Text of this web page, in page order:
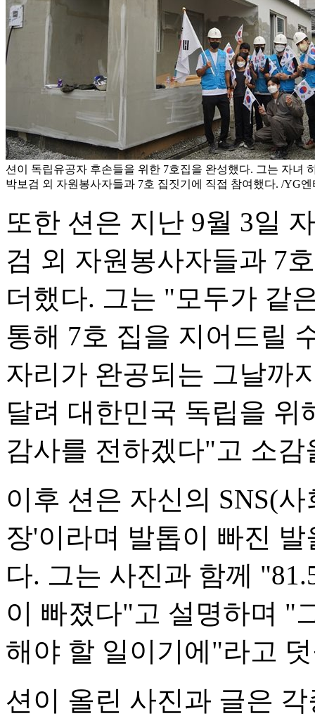
션이 독립유공자 후손들을 위한 7호집을 완성했다. 그는 자녀
박보검 외 자원봉사자들과 7호 집짓기에 직접 참여했다. /YG
또한 션은 지난 9월 3일
검 외 자원봉사자들과 7
더했다. 그는 "모두가 같
통해 7호 집을 지어드릴
자리가 완공되는 그날까
달려 대한민국 독립을
감사를 전하겠다"고 소감
이후 션은 자신의 SNS(
장'이라며 발톱이 빠진
다. 그는 사진과 함께
이 빠졌다"고 설명하며 "
해야 할 일이기에"라고
션이 올린 사진과 글은